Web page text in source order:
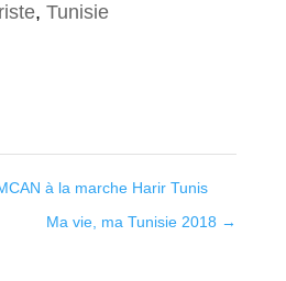
, Tunisie
à la marche Harir Tunis
Ma vie, ma Tunisie 2018 →